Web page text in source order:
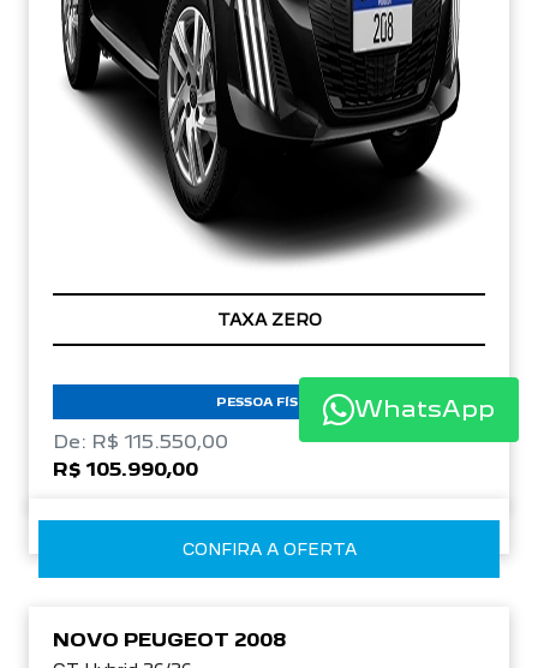
TAXA ZERO
PESSOA FÍSICA
De: R$ 115.550,00
R$ 105.990,00
CONFIRA A OFERTA
NOVO PEUGEOT 2008
WhatsApp